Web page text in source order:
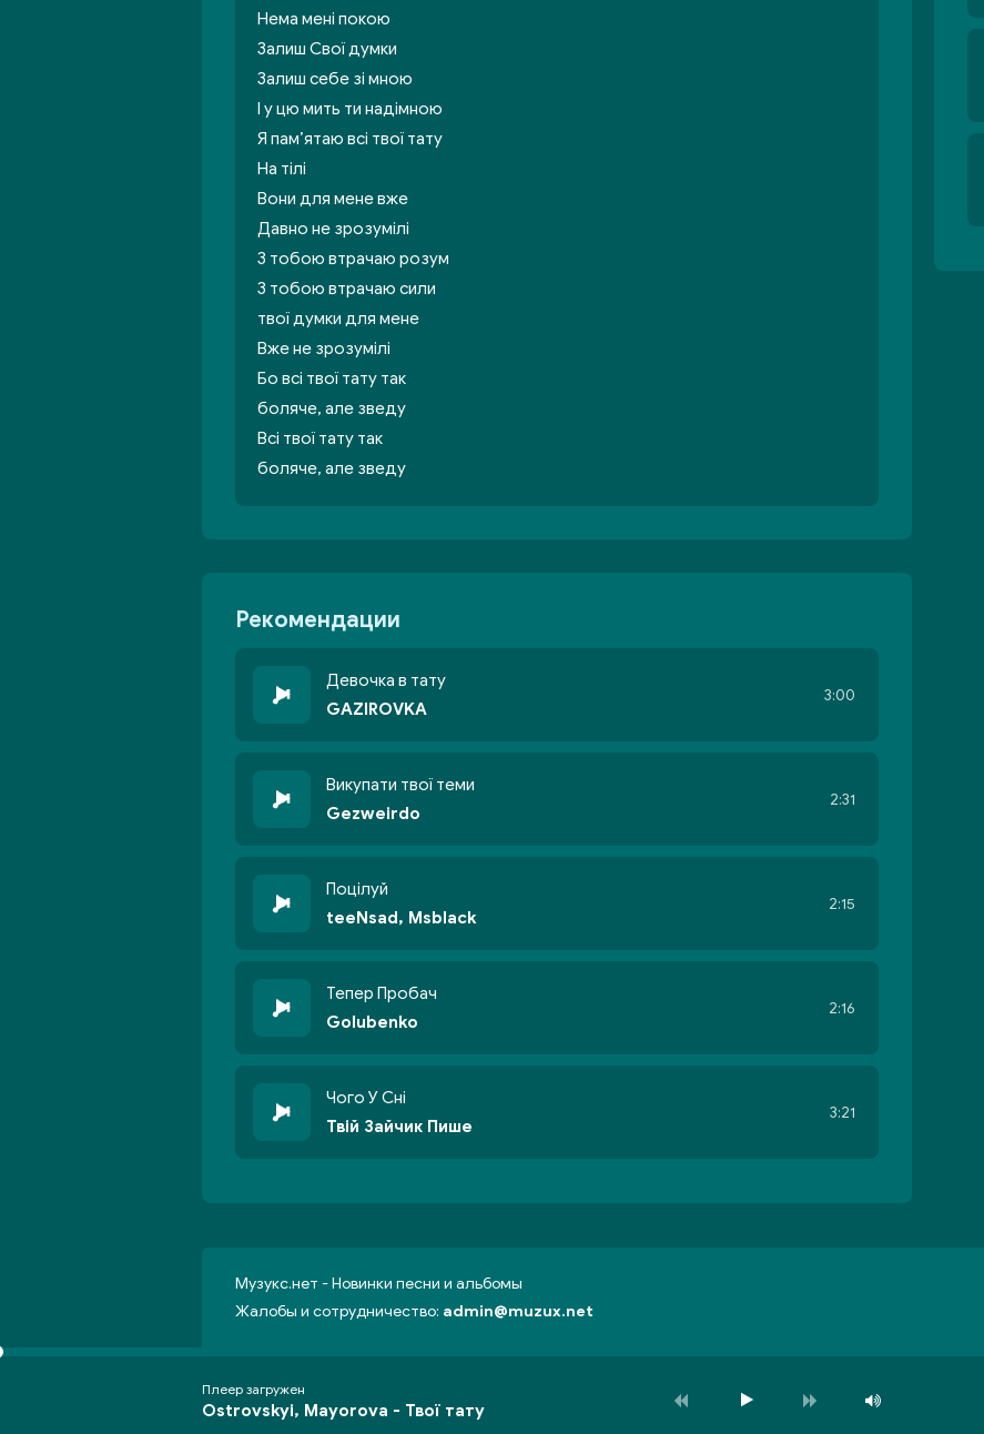
Нема мені покою
Залиш Свої думки
Залиш себе зі мною
І у цю мить ти надімною
Я пам’ятаю всі твої тату
На тілі
Вони для мене вже
Давно не зрозумілі
З тобою втрачаю розум
З тобою втрачаю сили
твої думки для мене
Вже не зрозумілі
Бо всі твої тату так
боляче, але зведу
Всі твої тату так
боляче, але зведу
Рекомендации
Девочка в тату
GAZIROVKA
3:00
Викупати твої теми
Gezweirdo
2:31
Поцілуй
teeNsad, Msblack
2:15
Тепер Пробач
Golubenko
2:16
Чого У Сні
Твій Зайчик Пише
3:21
Музукс.нет - Новинки песни и альбомы
Жалобы и сотрудничество: admin@muzux.net
Плеер загружен
Ostrovskyi, Mayorova - Твої тату